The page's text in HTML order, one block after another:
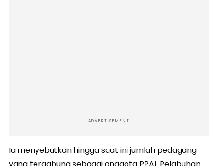
ADVERTISEMENT
Ia menyebutkan hingga saat ini jumlah pedagang